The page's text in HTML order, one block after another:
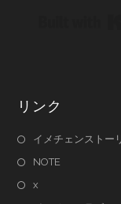
リンク
イメチェンストー
NOTE
x